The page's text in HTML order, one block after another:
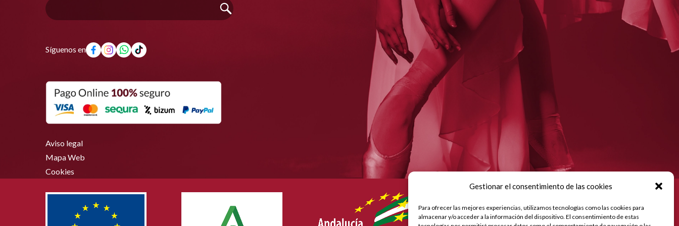
Gestionar el consentimiento de las cookies
Para ofrecer las mejores experiencias, utilizamos tecnologías como las cookies para
almacenar y/o acceder a la información del dispositivo. El consentimiento de estas
Síguenos en
Aviso legal
Mapa Web
Cookies
marketing digital en la actividad de la empresa en la
población de Córdoba, que tiene como objetivo contribuir a